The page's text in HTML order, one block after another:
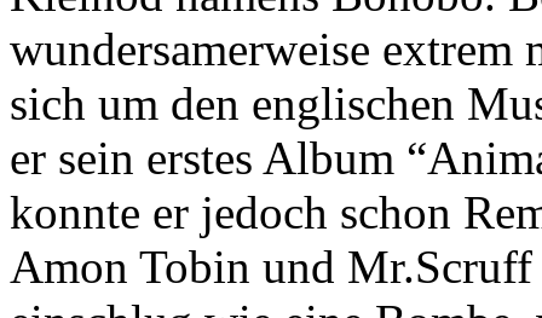
wundersamerweise extrem
sich um den englischen
er sein erstes Album
konnte er jedoch schon
Amon Tobin und Mr.Scruff